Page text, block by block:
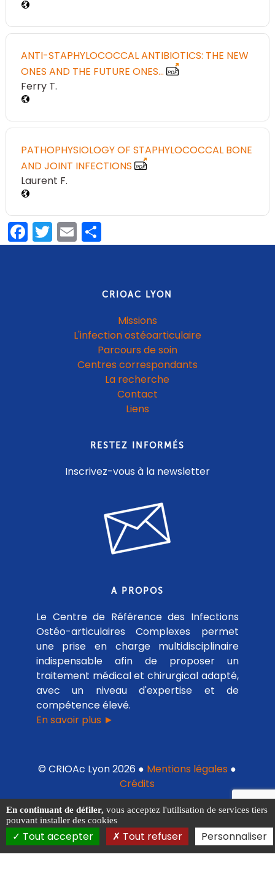
ANTI-STAPHYLOCOCCAL ANTIBIOTICS: THE NEW
ONES AND THE FUTURE ONES…
Ferry T
PATHOPHYSIOLOGY OF STAPHYLOCOCCAL BONE
AND JOINT INFECTIONS
Laurent F
Facebook
Twitter
EmailPartager
CRIOAC LYON
Missions
L'infection ostéoarticulaire
Parcours de soin
Centres correspondants
La recherche
Contact
Liens
RESTEZ INFORMÉS
Inscrivez-vous à la newsletter
A PROPOS
Le Centre de Référence des Infections
Ostéo-articulaires Complexes permet
une prise en charge multidisciplinaire
indispensable afin de proposer un
traitement médical et chirurgical adapté,
avec un niveau d'expertise et de
compétence élevé.
En savoir plus ►
© CRIOAc Lyon 2026 ● Mentions légales ●
Crédits
En continuant de défiler, vous acceptez l'utilisation de services tiers
pouvant installer des cookies
Tout accepter Tout refuser Personnaliser